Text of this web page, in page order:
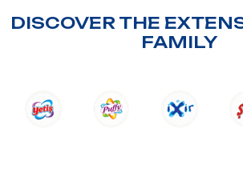
DISCOVER THE
FAMILY